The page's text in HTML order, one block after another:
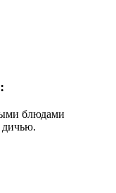
блюдами
дичью.